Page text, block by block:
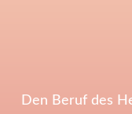
Den Beruf des